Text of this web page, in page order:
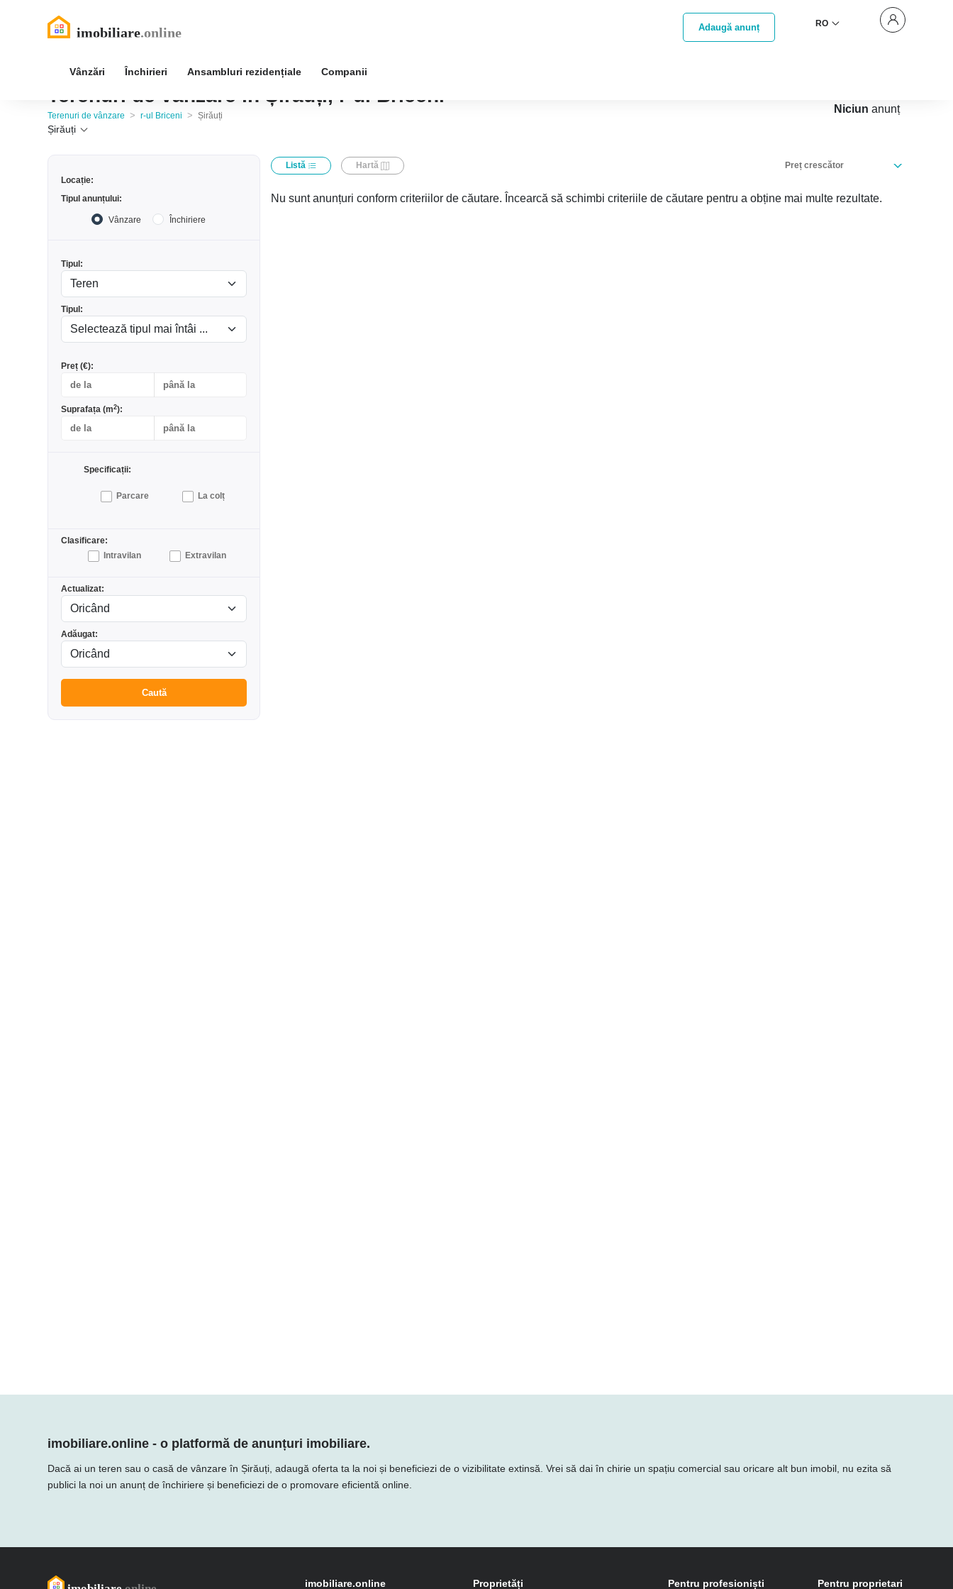
Adaugă anunț RO
Vânzări Închirieri Ansambluri rezidențiale Companii
Terenuri de vânzare în Șirăuți, r-ul Briceni
Terenuri de vânzare > r-ul Briceni > Șirăuți
Șirăuți
Niciun anunț
Locație:
Tipul anunțului:
Vânzare Închiriere
Tipul:
Tipul:
Preț (€):
Suprafața (m2):
Specificații:
Parcare La colț
Clasificare:
Intravilan
Extravilan
Actualizat:
Adăugat:
Caută
Listă Hartă Preț crescător
Nu sunt anunțuri conform criteriilor de căutare. Încearcă să schimbi criteriile de căutare pentru a obține mai multe rezultate.
imobiliare.online - o platformă de anunțuri imobiliare.
Dacă ai un teren sau o casă de vânzare în Șirăuți, adaugă oferta ta la noi și beneficiezi de o vizibilitate extinsă. Vrei să dai în chirie un spațiu comercial sau oricare alt bun imobil, nu ezita să
publici la noi un anunț de închiriere și beneficiezi de o promovare eficientă online.
imobiliare.online Proprietăți Pentru profesioniști Pentru proprietari